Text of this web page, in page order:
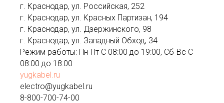
г. Краснодар, ул. Российская, 252
г. Краснодар, ул. Красных Партизан, 194
г. Краснодар, ул. Дзержинского, 98
г. Краснодар, ул. Западный Обход, 34
Режим работы: Пн-Пт С 08:00 до 19:00, Сб-Вс С
08:00 до 18:00
yugkabel.ru
electro@yugkabel.ru
8-800-700-74-00